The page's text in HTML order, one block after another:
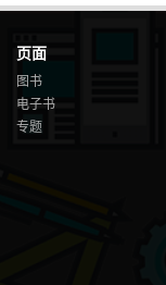
页面
图书
电子书
专题